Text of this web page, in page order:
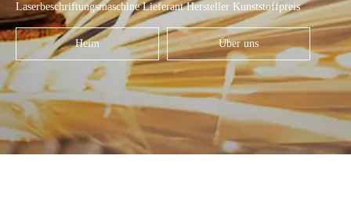
Laserbeschriftungsmaschine Lieferant Hersteller Kunststoffpreis
Heim Über uns